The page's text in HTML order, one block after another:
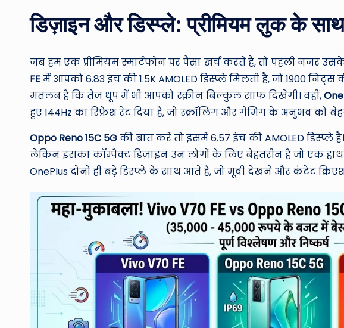
डिज़ाइन और डिस्प्ले: प्रीमियम लुक के
जब हम एक प्रीमियम स्मार्टफोन पर पैसा खर्च करते हैं, तो पहली नजर
FEमें आपको 6.83 इंच की 1.5K AMOLED डिस्प्ले मिलती है, जो 1900
मतलब है कि तेज धूप में भी आपको स्क्रीन बिल्कुल साफ दिखेगी। वहीं,
हुए 144Hz का रिफ्रेश रेट दिया है, जो स्क्रॉलिंग और गेमिंग के अनुभव को
Oppo Reno 15C 5Gकी बात करें तो इसमें 6.57 इंच की AMOLED डिस्प्ले है।
लेकिन इसका कॉम्पैक्ट डिज़ाइन उन लोगों के लिए बेहतरीन है जो एक
OnePlus दोनों ही बड़े डिस्प्ले के साथ आते हैं, जो मूवी देखने और कंटेंट